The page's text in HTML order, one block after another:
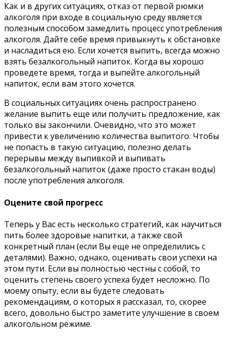
Как и в других ситуациях, отказ от первой рюмки
алкоголя при входе в социальную среду является
полезным способом замедлить процесс употребления
алкоголя. Дайте себе время привыкнуть к обстановке
и насладиться ею. Если хочется выпить, всегда можно
взять безалкогольный напиток. Когда вы хорошо
проведете время, тогда и выпейте алкогольный
напиток, если вам этого хочется.
В социальных ситуациях очень распространено
желание выпить еще или получить предложение, как
только вы закончили. Очевидно, что это может
привести к увеличению количества выпитого. Чтобы
не попасть в такую ситуацию, полезно делать
перерывы между выпивкой и выпивать
безалкогольный напиток (даже просто стакан воды)
после употребления алкоголя.
Оцените свой прогресс
Теперь у Вас есть несколько стратегий, как научиться
пить более здоровые напитки, а также свой
конкретный план (если Вы еще не определились с
деталями). Важно, однако, оценивать свои успехи на
этом пути. Если вы полностью честны с собой, то
оценить степень своего успеха будет несложно. По
моему опыту, если вы будете следовать
рекомендациям, о которых я рассказал, то, скорее
всего, довольно быстро заметите улучшение в своем
алкогольном режиме.